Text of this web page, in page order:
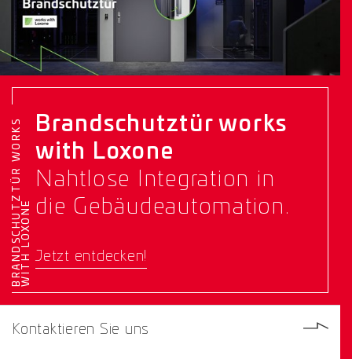
B
R
A
N
D
S
C
H
U
T
Z
T
Ü
R
W
O
R
K
S
W
I
T
H
L
O
X
O
NE
Brandschutztür works
with Loxone
Nahtlose Integration in
die Gebäudeautomation.
Jetzt entdecken!
Kontaktieren Sie uns